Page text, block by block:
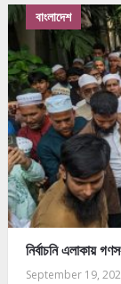
বাংলাদেশ
নির্বাচনি এলাকায়
September 19,